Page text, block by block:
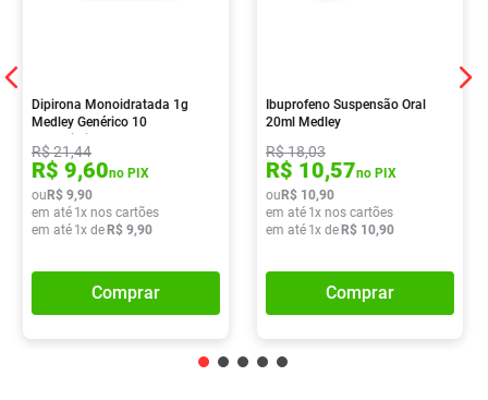
Dipirona Monoidratada 1g
Medley Genérico 10
R$21,44
R$ 9,60no PIX
ou R$ 9,90
em até 1x nos cartões
em até 1x de R$ 9,90
Comprar
Ibuprofeno Suspensão Oral
20ml Medley
R$18,03
R$ 10,57no PIX
ou R$ 10,90
em até 1x nos cartões
em até 1x de R$ 10,90
Comprar